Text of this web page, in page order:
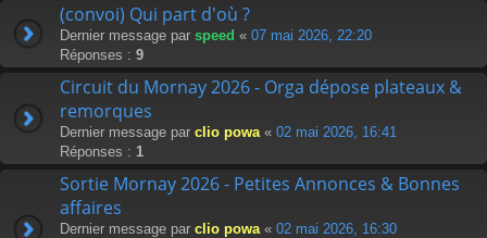
(convoi) Qui part d'où ?
Dernier message par speed « 07 mai 2026, 22:20
Réponses : 9
Circuit du Mornay 2026 - Orga dépose plateaux &
remorques
Dernier message par clio powa « 02 mai 2026, 16:41
Réponses : 1
Sortie Mornay 2026 - Petites Annonces & Bonnes
affaires
Dernier message par clio powa « 02 mai 2026, 16:30